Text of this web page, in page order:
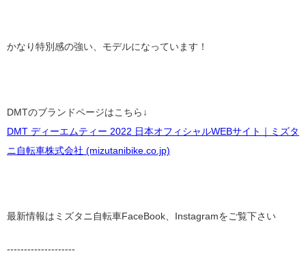
かなり特別感の強い、モデルになっています！
DMTのブランドページはこちら↓
DMT ディーエムティー 2022 日本オフィシャルWEBサイト｜ミズタ
ニ自転車株式会社 (mizutanibike.co.jp)
最新情報はミズタニ自転車FaceBook、Instagramをご覧下さい
--------------------